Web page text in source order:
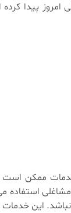
پیدا کرده
ممکن است
این